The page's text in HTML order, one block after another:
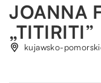
JOANNA
„TITIRITI”
kujawsko-